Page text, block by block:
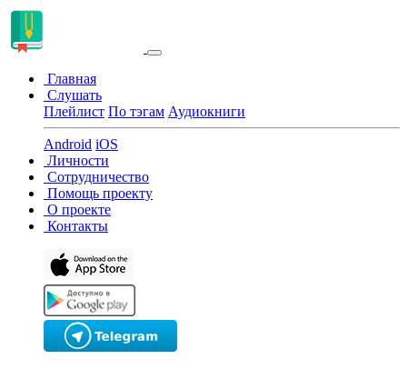
Главная
Слушать
Плейлист По тэгам Аудиокниги
Android iOS
Личности
Сотрудничество
Помощь проекту
О проекте
Контакты